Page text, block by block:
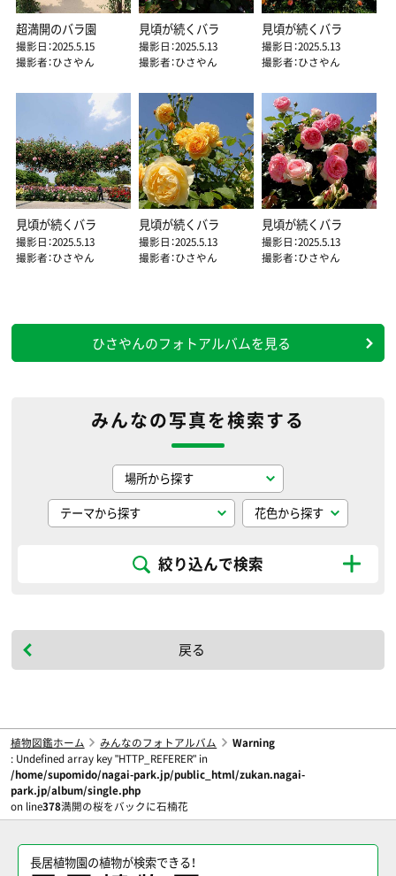
超満開のバラ園
撮影日：2025.5.15
撮影者：ひさやん
見頃が続くバラ
撮影日：2025.5.13
撮影者：ひさやん
見頃が続くバラ
撮影日：2025.5.13
撮影者：ひさやん
見頃が続くバラ
撮影日：2025.5.13
撮影者：ひさやん
見頃が続くバラ
撮影日：2025.5.13
撮影者：ひさやん
見頃が続くバラ
撮影日：2025.5.13
撮影者：ひさやん
ひさやんのフォトアルバムを見る
みんなの写真を検索する
絞り込んで検索
戻る
植物図鑑ホーム みんなのフォトアルバム
Warning
: Undefined array key "HTTP_REFERER" in
/home/supomido/nagai-park.jp/public_html/zukan.nagai-
park.jp/album/single.php
on line378満開の桜をバックに石楠花
長居植物園の植物が検索できる！